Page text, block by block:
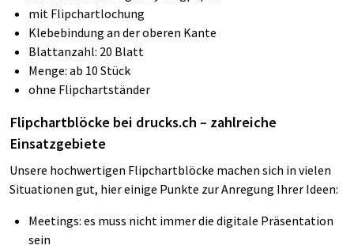
mit Flipchartlochung
Klebebindung an der oberen Kante
Blattanzahl: 20 Blatt
Menge: ab 10 Stück
ohne Flipchartständer
Flipchartblöcke bei drucks.ch – zahlreiche
Einsatzgebiete
Unsere hochwertigen Flipchartblöcke machen sich in vielen
Situationen gut, hier einige Punkte zur Anregung Ihrer Ideen:
Meetings: es muss nicht immer die digitale Präsentation
sein